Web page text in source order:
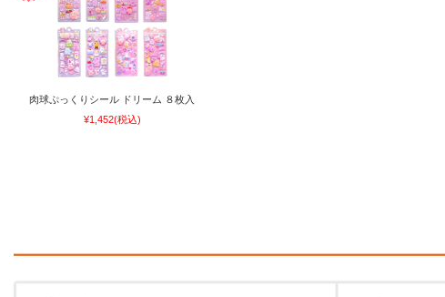
肉球ぷっくりシール ドリーム ８枚入
¥1,452(税込)